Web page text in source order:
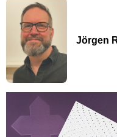
Jörgen